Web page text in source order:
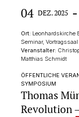
04 DEZ. 2025 -
Ort:
Seminar,
Veranstalter:
Matthias Schmidt
ÖFFENTLICHE
SYMPOSIUM
Thomas
Revolution